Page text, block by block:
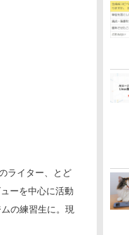
ライター、とど
ーを中心に活動
の練習生に。現